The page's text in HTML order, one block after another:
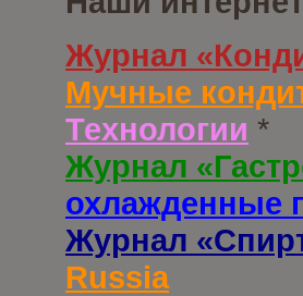
Журнал
Мучные
Технологии *
Журнал
охлажденные
Журнал
Russia